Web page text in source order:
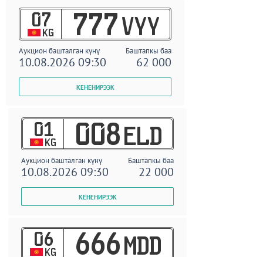
07
KG 777 VYY
Аукцион башталган күнү Баштапкы баа
10.08.2026 09:30 62 000
01
KG 008 ELD
Аукцион башталган күнү Баштапкы баа
10.08.2026 09:30 22 000
06
KG 666 MDD